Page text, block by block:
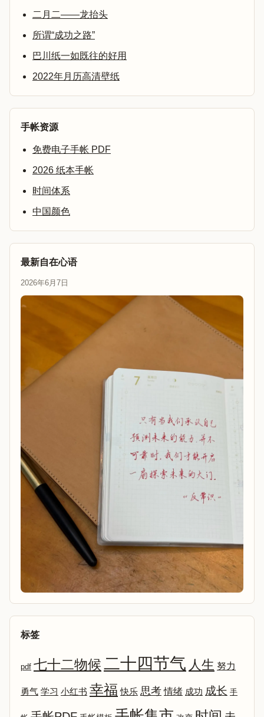
二月二——龙抬头
所谓“成功之路”
巴川纸一如既往的好用
2022年月历高清壁纸
手帐资源
免费电子手帐 PDF
2026 纸本手帐
时间体系
中国颜色
最新自在心语
2026年6月7日
标签
pdf 七十二物候二十四节气 人生 努力
勇气 学习 小红书 幸福 快乐 思考 情绪 成功 成长 手